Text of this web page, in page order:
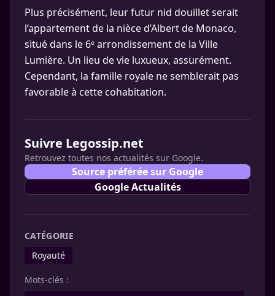
Plus précisément, leur futur nid douillet serait
l’appartement de la nièce d’Albert de Monaco,
situé dans le 6ᵉ arrondissement de la Ville
Lumière. Un lieu de vie luxueux, assurément.
Cependant, la famille royale ne semblerait pas
favorable à cette cohabitation.
Suivre Legossip.net
Retrouvez toutes nos actualités sur Google.
Source préférée sur Google
Google Actualités
CATÉGORIE
Royauté
Mots-clés :